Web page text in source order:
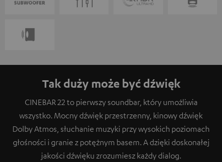
Tak duży może być dźwięk
CINEBAR 22 to pierwszy soundbar, który umożliwia
wszystko. Mocny dźwięk przestrzenny, kinowy dźwięk
Dolby Atmos, słuchanie muzyki przy wysokich poziomach
głośności i granie z potężnym basem. A dzięki doskonałej
jakości dźwięku zrozumiesz każdy dialog.